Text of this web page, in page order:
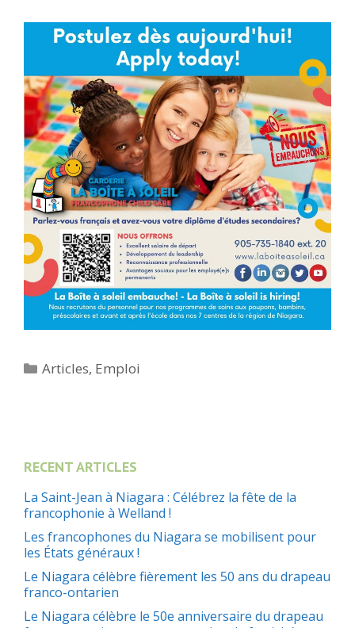
Catégories
Articles, Emploi
RECENT ARTICLES
La Saint-Jean à Niagara : Célébrez la fête de la
francophonie à Welland !
Les francophones du Niagara se mobilisent pour
les États généraux !
Le Niagara célèbre fièrement les 50 ans du drapeau
franco-ontarien
Le Niagara célèbre le 50e anniversaire du drapeau